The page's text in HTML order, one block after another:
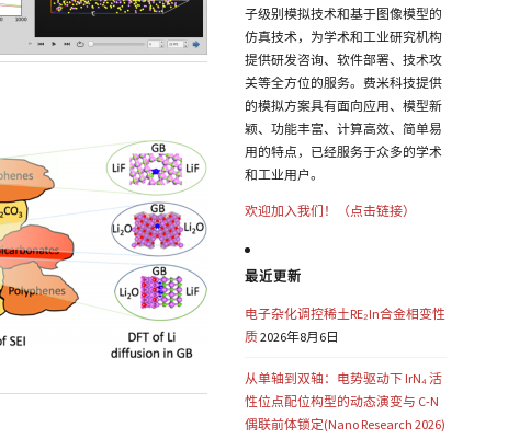
子级别模拟技术和基于图像模型的
仿真技术，为学术和工业研究机构
提供研发咨询、软件部署、技术攻
关等全方位的服务。费米科技提供
的模拟方案具有面向应用、模型新
颖、功能丰富、计算高效、简单易
用的特点，已经服务于众多的学术
和工业用户。
欢迎加入我们！（点击链接）
最近更新
电子杂化调控稀土RE₂In合金相变性
质2026年8月6日
从单轴到双轴：电势驱动下 IrN₄ 活
性位点配位构型的动态演变与 C-N
偶联前体锁定(Nano Research 2026)